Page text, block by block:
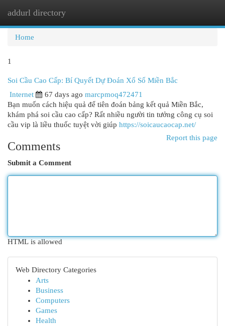
addurl directory
Home
1
Soi Cầu Cao Cấp: Bí Quyết Dự Đoán Xổ Số Miền Bắc
Internet
67 days ago marcpmoq472471
Bạn muốn cách hiệu quả để tiên đoán bảng kết quả Miền Bắc,
khám phá soi cầu cao cấp? Rất nhiều người tin tưởng công cụ soi
cầu vip là liều thuốc tuyệt vời giúp https://soicaucaocap.net/
Report this page
Comments
Submit a Comment
HTML is allowed
Web Directory Categories
Arts
Business
Computers
Games
Health